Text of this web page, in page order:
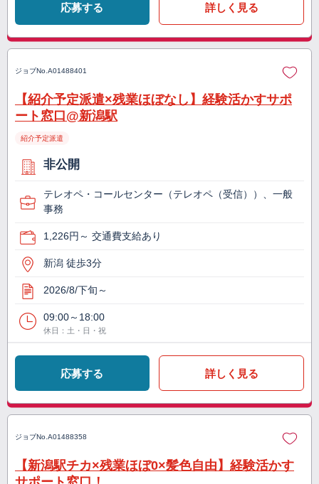
応募する 詳しく見る
ジョブNo. A01488401
【紹介予定派遣×残業ほぼなし】経験活かすサポ
ート窓口@新潟駅
紹介予定派遣
非公開
テレオペ・コールセンター（テレオペ（受信））、一般
事務
1,226円～ 交通費支給あり
新潟 徒歩3分
2026/8/下旬～
09:00～18:00
休日：土・日・祝
応募する 詳しく見る
ジョブNo. A01488358
【新潟駅チカ×残業ほぼ0×髪色自由】経験活かす